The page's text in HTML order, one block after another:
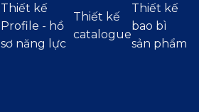
Thiết kế
Profile - hồ
sơ năng lực
Thiết kế
catalogue
Thiết kế
bao bì
sản phẩm